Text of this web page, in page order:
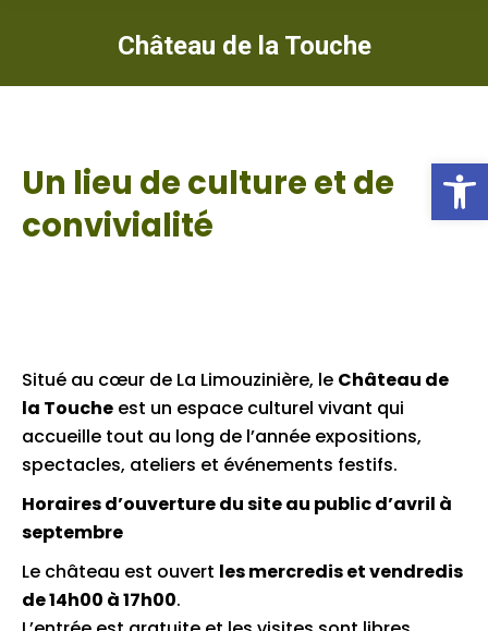
Château de la Touche
Un lieu de culture et de
convivialité
Situé au cœur de La Limouzinière, le Château de
la Touche est un espace culturel vivant qui
accueille tout au long de l’année expositions,
spectacles, ateliers et événements festifs.
Horaires d’ouverture du site au public d’avril à
septembre
Le château est ouvert les mercredis et vendredis
de 14h00 à 17h00.